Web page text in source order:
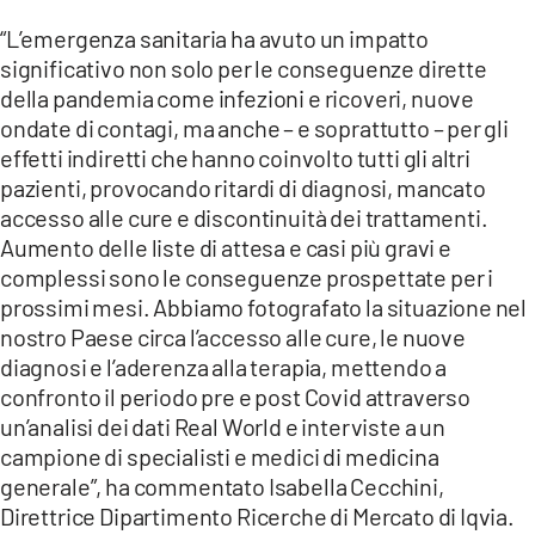
“L’emergenza sanitaria ha avuto un impatto
significativo non solo per le conseguenze dirette
della pandemia come infezioni e ricoveri, nuove
ondate di contagi, ma anche – e soprattutto – per gli
effetti indiretti che hanno coinvolto tutti gli altri
pazienti, provocando ritardi di diagnosi, mancato
accesso alle cure e discontinuità dei trattamenti.
Aumento delle liste di attesa e casi più gravi e
complessi sono le conseguenze prospettate per i
prossimi mesi. Abbiamo fotografato la situazione nel
nostro Paese circa l’accesso alle cure, le nuove
diagnosi e l’aderenza alla terapia, mettendo a
confronto il periodo pre e post Covid attraverso
un’analisi dei dati Real World e interviste a un
campione di specialisti e medici di medicina
generale”, ha commentato Isabella Cecchini,
Direttrice Dipartimento Ricerche di Mercato di Iqvia.